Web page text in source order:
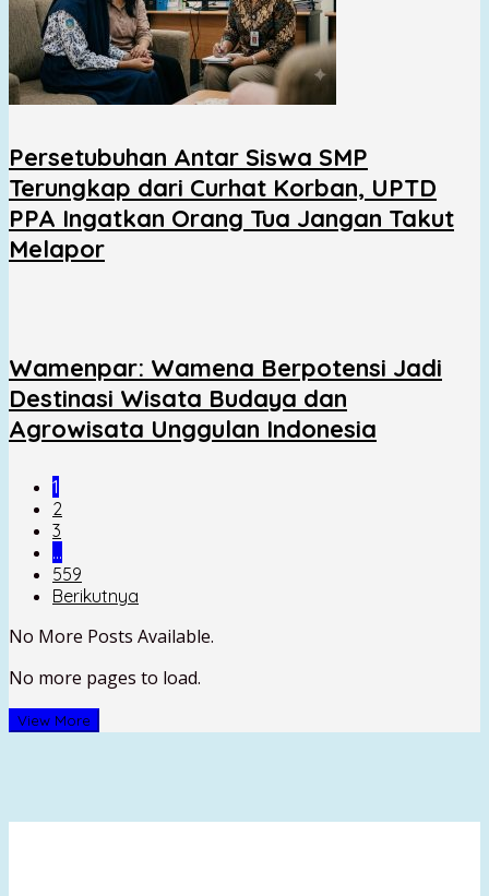
Persetubuhan Antar Siswa SMP
Terungkap dari Curhat Korban, UPTD
PPA Ingatkan Orang Tua Jangan Takut
Melapor
Wamenpar: Wamena Berpotensi Jadi
Destinasi Wisata Budaya dan
Agrowisata Unggulan Indonesia
1
2
3
…
559
Berikutnya
No More Posts Available.
No more pages to load.
View More